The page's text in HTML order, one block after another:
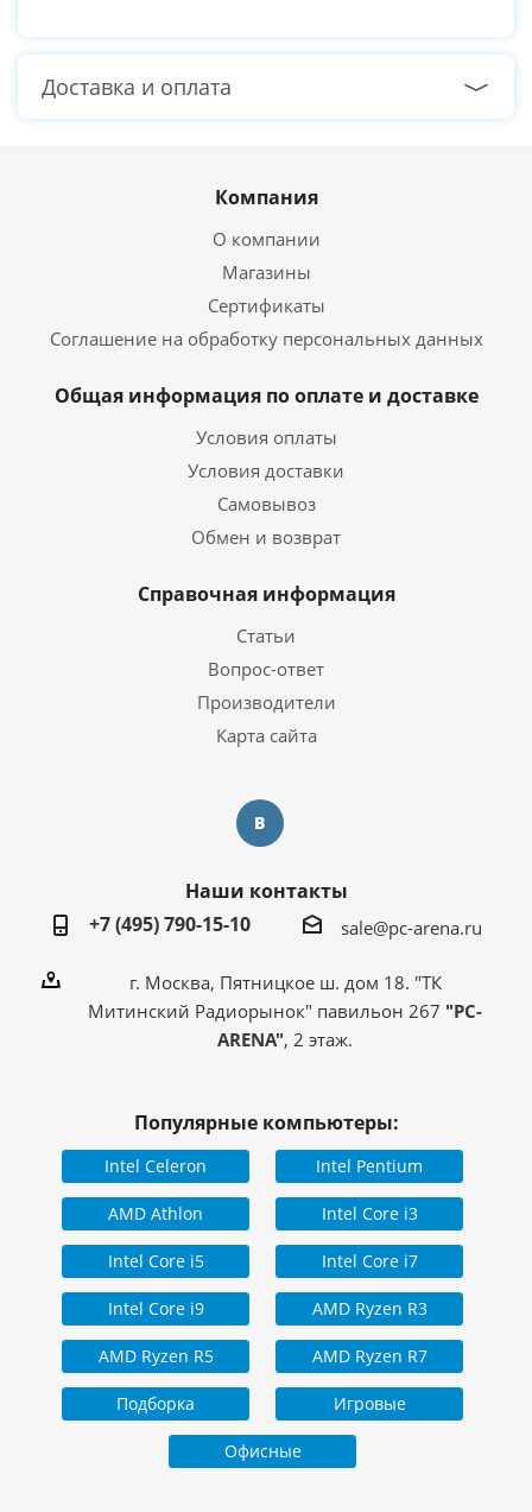
Доставка и оплата
Компания
О компании
Магазины
Сертификаты
Соглашение на обработку персональных данных
Общая информация по оплате и доставке
Условия оплаты
Условия доставки
Самовывоз
Обмен и возврат
Справочная информация
Статьи
Вопрос-ответ
Производители
Карта сайта
Наши контакты
+7 (495) 790-15-10
sale@pc-arena.ru
г. Москва, Пятницкое ш. дом 18. "ТК
Митинский Радиорынок" павильон 267 "PC-
ARENA", 2 этаж.
Популярные компьютеры:
Intel Celeron Intel Pentium
AMD Athlon Intel Core i3
Intel Core i5 Intel Core i7
Intel Core i9 AMD Ryzen R3
AMD Ryzen R5 AMD Ryzen R7
Подборка Игровые
Офисные